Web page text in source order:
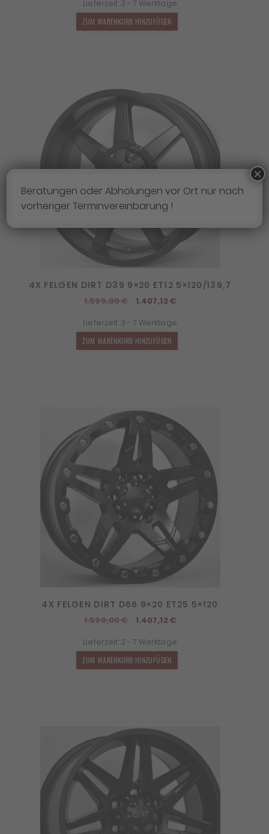
war:
1.599,00 €
ist:
Lieferzeit: 3 - 7 Werktage
ZUM WARENKORB HINZUFÜGEN
4X FELGEN DIRT D39 9×20 ET12 5×120/139,7
1.599,00€
Ursprünglicher
war:
1.599,00 €
1.407,12 €Aktueller
ist:
Lieferzeit: 3 - 7 Werktage
ZUM WARENKORB HINZUFÜGEN
4X FELGEN DIRT D66 9×20 ET25 5×120
1.599,00€
Ursprünglicher
war:
1.599,00 €
1.407,12 €Aktueller
ist:
Lieferzeit: 3 - 7 Werktage
ZUM WARENKORB HINZUFÜGEN
Beratungen oder Abholungen vor Ort nur nach
vorheriger Terminvereinbarung !
×